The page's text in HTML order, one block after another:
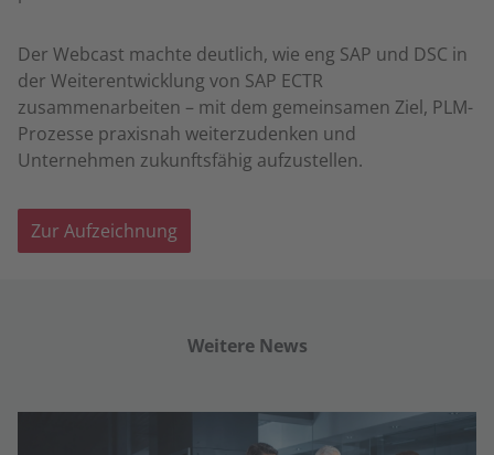
Der Webcast machte deutlich, wie eng SAP und DSC in
der Weiterentwicklung von SAP ECTR
zusammenarbeiten – mit dem gemeinsamen Ziel, PLM-
Prozesse praxisnah weiterzudenken und
Unternehmen zukunftsfähig aufzustellen.
Zur Aufzeichnung
Weitere News